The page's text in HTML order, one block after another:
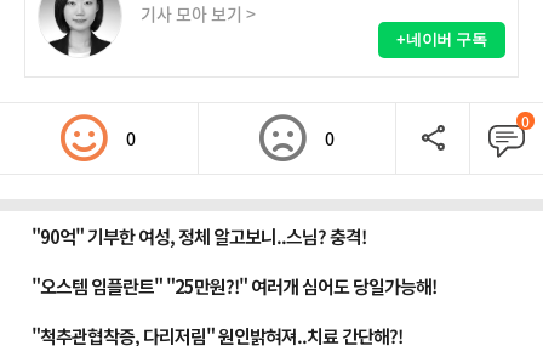
기사 모아 보기 >
+네이버 구독
0 0
0